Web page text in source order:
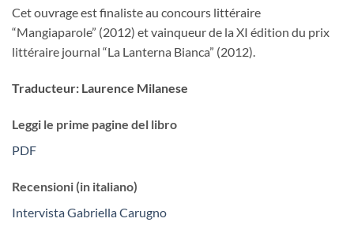
Cet ouvrage est finaliste au concours littéraire
“Mangiaparole” (2012) et vainqueur de la XI édition du prix
littéraire journal “La Lanterna Bianca” (2012).
Traducteur: Laurence Milanese
Leggi le prime pagine del libro
PDF
Recensioni (in italiano)
Intervista Gabriella Carugno